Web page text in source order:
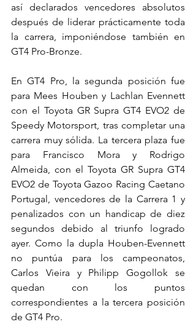
así declarados vencedores absolutos
después de liderar prácticamente toda
la carrera, imponiéndose también en
GT4 Pro-Bronze.
En GT4 Pro, la segunda posición fue
para Mees Houben y Lachlan Evennett
con el Toyota GR Supra GT4 EVO2 de
Speedy Motorsport, tras completar una
carrera muy sólida. La tercera plaza fue
para Francisco Mora y Rodrigo
Almeida, con el Toyota GR Supra GT4
EVO2 de Toyota Gazoo Racing Caetano
Portugal, vencedores de la Carrera 1 y
penalizados con un handicap de diez
segundos debido al triunfo logrado
ayer. Como la dupla Houben-Evennett
no puntúa para los campeonatos,
Carlos Vieira y Philipp Gogollok se
quedan con los puntos
correspondientes a la tercera posición
de GT4 Pro.